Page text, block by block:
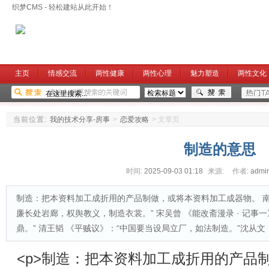
织梦CMS - 轻松建站从此开始！
主页 情感交流 两性健康 两性心理 魅力塑造 两性文化
当前位置: 我的技术分享-房事 > 恋爱攻略 > 文章页
制造的意思
时间: 2025-09-03 01:18 来源: 作者:
制造：把本资料加工成折用的产品制做，或将本资料加工成器物。
廉长处岩廊，权舆教义，制造衣裳。” 宋吴曾 《能改斋漫录 · 记事
鼎。” 清王韬 《平贼议》：“中国要当设局立厂，如法制造。”沈从
<p>制造：把本资料加工成折用的产品